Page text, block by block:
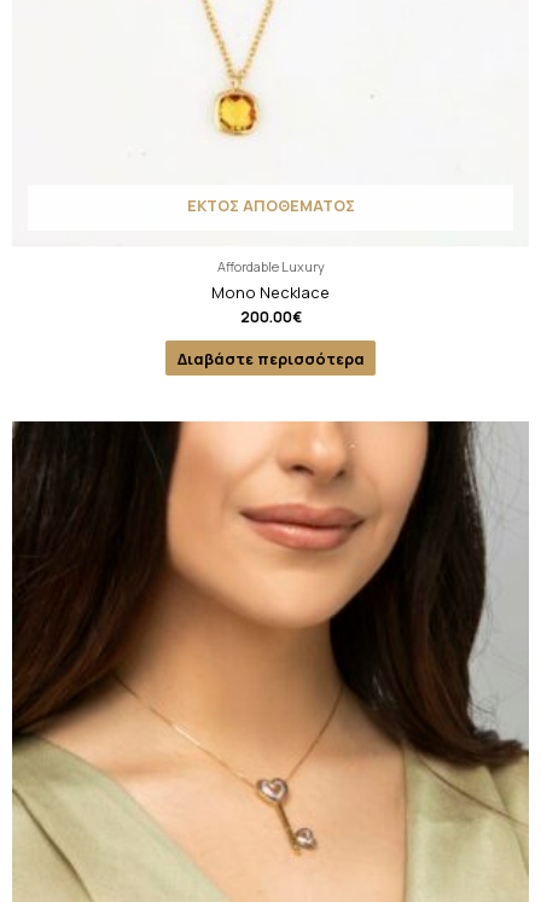
ΕΚΤΟΣ ΑΠΟΘΕΜΑΤΟΣ
Affordable Luxury
Mono Necklace
200.00€
Διαβάστε περισσότερα